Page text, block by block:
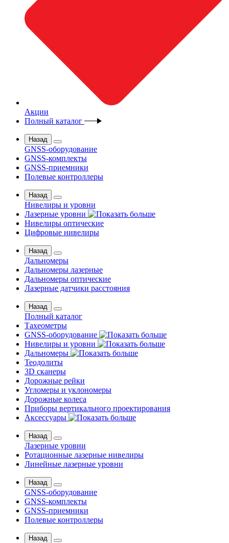
Акции
Полный каталог
Назад
GNSS-оборудование
GNSS-комплекты
GNSS-приемники
Полевые контроллеры
Назад
Нивелиры и уровни
Лазерные уровни
Нивелиры оптические
Цифровые нивелиры
Назад
Дальномеры
Дальномеры лазерные
Дальномеры оптические
Лазерные датчики расстояния
Назад
Полный каталог
Тахеометры
GNSS-оборудование
Нивелиры и уровни
Дальномеры
Теодолиты
3D сканеры
Дорожные рейки
Угломеры и уклономеры
Дорожные колеса
Приборы вертикального проектирования
Аксессуары
Назад
Лазерные уровни
Ротационные лазерные нивелиры
Линейные лазерные уровни
Назад
GNSS-оборудование
GNSS-комплекты
GNSS-приемники
Полевые контроллеры
Назад